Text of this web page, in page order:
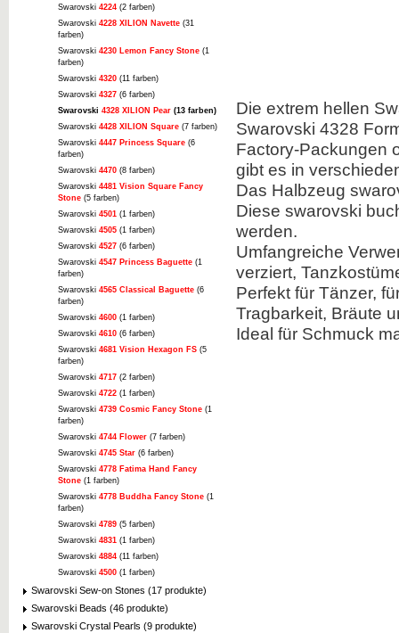
Swarovski 4224 (2 farben)
Swarovski 4228 XILION Navette (31
farben)
Swarovski 4230 Lemon Fancy Stone (1
farben)
Swarovski 4320 (11 farben)
Swarovski 4327 (6 farben)
Swarovski 4328 XILION Pear (13 farben)
Swarovski 4428 XILION Square (7 farben)
Swarovski 4447 Princess Square (6
farben)
Swarovski 4470 (8 farben)
Swarovski 4481 Vision Square Fancy
Stone (5 farben)
Swarovski 4501 (1 farben)
Swarovski 4505 (1 farben)
Swarovski 4527 (6 farben)
Swarovski 4547 Princess Baguette (1
farben)
Swarovski 4565 Classical Baguette (6
farben)
Swarovski 4600 (1 farben)
Swarovski 4610 (6 farben)
Swarovski 4681 Vision Hexagon FS (5
farben)
Swarovski 4717 (2 farben)
Swarovski 4722 (1 farben)
Swarovski 4739 Cosmic Fancy Stone (1
farben)
Swarovski 4744 Flower (7 farben)
Swarovski 4745 Star (6 farben)
Swarovski 4778 Fatima Hand Fancy
Stone (1 farben)
Swarovski 4778 Buddha Fancy Stone (1
farben)
Swarovski 4789 (5 farben)
Swarovski 4831 (1 farben)
Swarovski 4884 (11 farben)
Swarovski 4500 (1 farben)
Swarovski Sew-on Stones (17 produkte)
Swarovski Beads (46 produkte)
Swarovski Crystal Pearls (9 produkte)
Die extrem hellen
Swarovski 4328
Factory-Packungen
gibt es in
Das Halbzeug
Diese swarovski
werden.
Umfangreiche
verziert,
Perfekt für Tänzer,
Tragbarkeit, Bräute
Ideal für Schmuck